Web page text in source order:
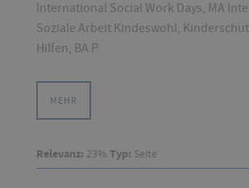
International Social Work Days, MA
Soziale Arbeit Kindeswohl,
Hilfen, BA P
MEHR
Relevanz: 23% Typ: Seite